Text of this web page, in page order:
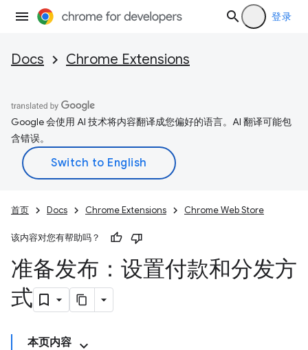
登录
Docs Chrome Extensions
Google 会使用 AI 技术将内容翻译成您偏好的语言。AI 翻译可能包
含错误。
首页 Docs Chrome Extensions Chrome Web Store
该内容对您有帮助吗？
准备发布：设置付款和分发方
式
本页内容